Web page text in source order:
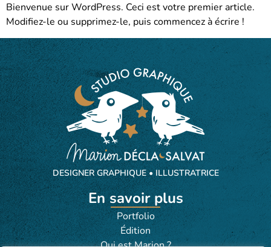
Bienvenue sur WordPress. Ceci est votre premier article.
Modifiez-le ou supprimez-le, puis commencez à écrire !
DESIGNER GRAPHIQUE • ILLUSTRATRICE
En savoir plus
Portfolio
Édition